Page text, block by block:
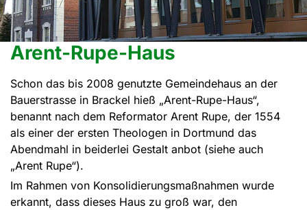
Arent-Rupe-Haus
Schon das bis 2008 genutzte Gemeindehaus an der
Bauerstrasse in Brackel hieß „Arent-Rupe-Haus“,
benannt nach dem Reformator Arent Rupe, der 1554
als einer der ersten Theologen in Dortmund das
Abendmahl in beiderlei Gestalt anbot (siehe auch
„Arent Rupe“).
Im Rahmen von Konsolidierungsmaßnahmen wurde
erkannt, dass dieses Haus zu groß war, den